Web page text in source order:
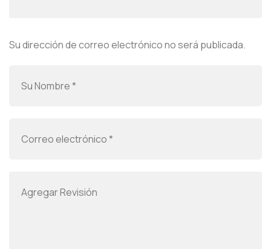
Su dirección de correo electrónico no será publicada.